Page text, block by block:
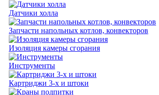
Датчики холла
Запчасти напольных котлов, конвекторов
Изоляция камеры сгорания
Инструменты
Картриджи 3-х и штоки